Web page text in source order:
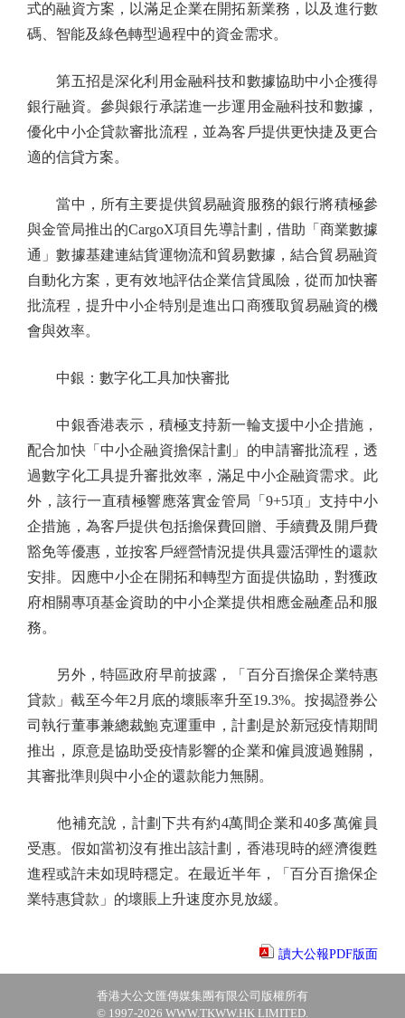
式的融資方案，以滿足企業在開拓新業務，以及進行數
碼、智能及綠色轉型過程中的資金需求。
第五招是深化利用金融科技和數據協助中小企獲得
銀行融資。參與銀行承諾進一步運用金融科技和數據，
優化中小企貸款審批流程，並為客戶提供更快捷及更合
適的信貸方案。
當中，所有主要提供貿易融資服務的銀行將積極參
與金管局推出的CargoX項目先導計劃，借助「商業數據
通」數據基建連結貨運物流和貿易數據，結合貿易融資
自動化方案，更有效地評估企業信貸風險，從而加快審
批流程，提升中小企特別是進出口商獲取貿易融資的機
會與效率。
中銀：數字化工具加快審批
中銀香港表示，積極支持新一輪支援中小企措施，
配合加快「中小企融資擔保計劃」的申請審批流程，透
過數字化工具提升審批效率，滿足中小企融資需求。此
外，該行一直積極響應落實金管局「9+5項」支持中小
企措施，為客戶提供包括擔保費回贈、手續費及開戶費
豁免等優惠，並按客戶經營情況提供具靈活彈性的還款
安排。因應中小企在開拓和轉型方面提供協助，對獲政
府相關專項基金資助的中小企業提供相應金融產品和服
務。
另外，特區政府早前披露，「百分百擔保企業特惠
貸款」截至今年2月底的壞賬率升至19.3%。按揭證券公
司執行董事兼總裁鮑克運重申，計劃是於新冠疫情期間
推出，原意是協助受疫情影響的企業和僱員渡過難關，
其審批準則與中小企的還款能力無關。
他補充說，計劃下共有約4萬間企業和40多萬僱員
受惠。假如當初沒有推出該計劃，香港現時的經濟復甦
進程或許未如現時穩定。在最近半年，「百分百擔保企
業特惠貸款」的壞賬上升速度亦見放緩。
讀大公報PDF版面
香港大公文匯傳媒集團有限公司版權所有
© 1997-2026 WWW.TKWW.HK LIMITED.